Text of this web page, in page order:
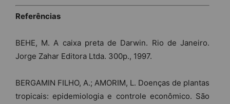
Referências
BEHE, M. A caixa preta de Darwin. Rio de Janeiro.
Jorge Zahar Editora Ltda. 300p., 1997.
BERGAMIN FILHO, A.; AMORIM, L. Doenças de plantas
tropicais: epidemiologia e controle econômico. São